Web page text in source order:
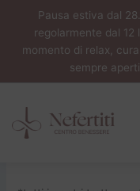
contenuto
Pausa estiva dal
regolarmente dal
momento di relax,
sempre
Derma-
Di
Adatto a tutti i tipi di